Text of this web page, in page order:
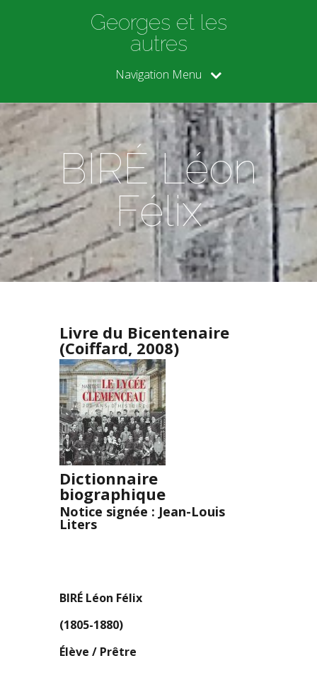
Georges et les
autres
Navigation Menu
BIRÉ Léon
Félix
Livre du Bicentenaire
(Coiffard, 2008)
Dictionnaire
biographique
Notice signée : Jean-Louis
Liters
BIRÉ Léon Félix
(1805-1880)
Élève / Prêtre